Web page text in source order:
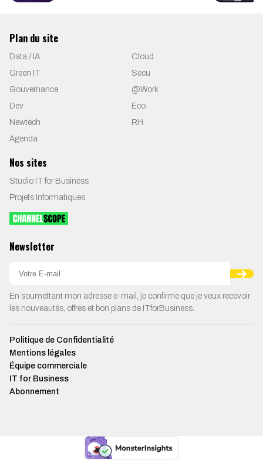
Plan du site
Data / IA
Cloud
Green IT
Secu
Gouvernance
@Work
Dev
Eco
Newtech
RH
Agenda
Nos sites
Studio IT for Business
Projets Informatiques
Newsletter
En soumettant mon adresse e-mail, je confirme que je veux recevoir
les nouveautés, offres et bon plans de ITforBusiness.
Politique de Confidentialité
Mentions légales
Équipe commerciale
IT for Business
Abonnement